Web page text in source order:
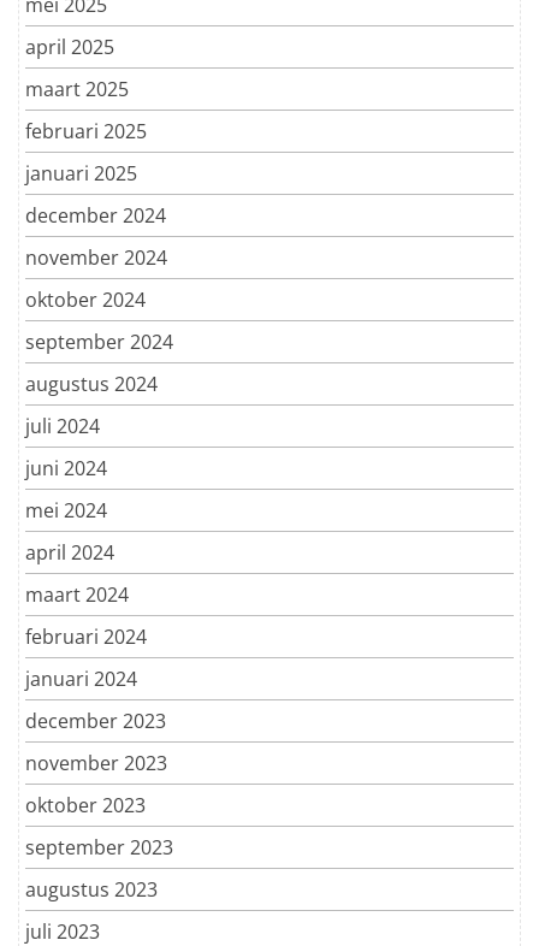
april 2025
maart 2025
februari 2025
januari 2025
december 2024
november 2024
oktober 2024
september 2024
augustus 2024
juli 2024
juni 2024
mei 2024
april 2024
maart 2024
februari 2024
januari 2024
december 2023
november 2023
oktober 2023
september 2023
augustus 2023
juli 2023